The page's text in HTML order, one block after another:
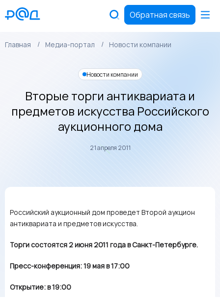
Обратная связь
Главная Медиа-портал Новости компании
Новости компании
Вторые торги антиквариата и
предметов искусства Российского
аукционного дома
21 апреля 2011
Российский аукционный дом проведет Второй аукцион
антиквариата и предметов искусства.
Торги состоятся 2 июня 2011 года в Санкт-Петербурге.
Пресс-конференция: 19 мая в 17:00
Открытие: в 19:00